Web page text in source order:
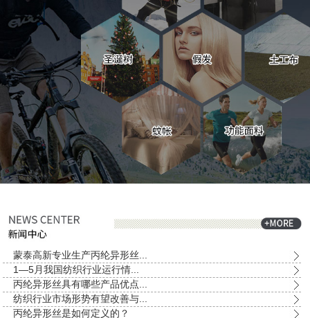
蒙泰高新专业生产丙纶异形丝...
1—5月我国纺织行业运行情...
丙纶异形丝具有哪些产品优点...
纺织行业市场形势有望改善与...
丙纶异形丝是如何定义的？